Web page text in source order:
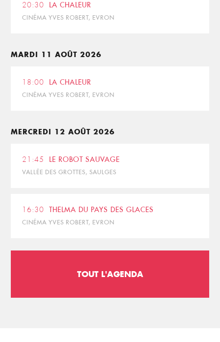
20:30 LA CHALEUR
CINÉMA YVES ROBERT, EVRON
MARDI 11 AOÛT 2026
18:00 LA CHALEUR
CINÉMA YVES ROBERT, EVRON
MERCREDI 12 AOÛT 2026
21:45 LE ROBOT SAUVAGE
VALLÉE DES GROTTES, SAULGES
16:30 THELMA DU PAYS DES GLACES
CINÉMA YVES ROBERT, EVRON
TOUT L'AGENDA